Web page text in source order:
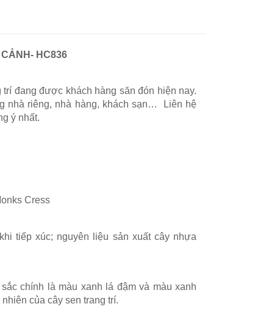
HC836
đang được khách hàng săn đón hiện nay.
nhà riêng, nhà hàng, khách sạn… Liên hệ
ý nhất.
Cress
tiếp xúc; nguyên liệu sản xuất cây nhựa
chính là màu xanh lá đậm và màu xanh
của cây sen trang trí.